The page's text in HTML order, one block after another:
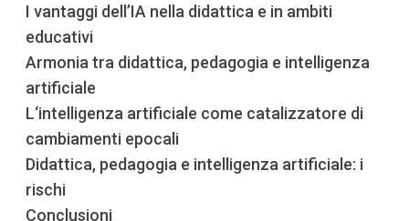
I vantaggi dell’IA nella didattica e in ambiti
educativi
Armonia tra didattica, pedagogia e intelligenza
artificiale
L‘intelligenza artificiale come catalizzatore di
cambiamenti epocali
Didattica, pedagogia e intelligenza artificiale: i
rischi
Conclusioni